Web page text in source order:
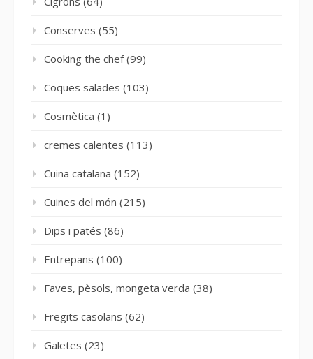
Conserves (55)
Cooking the chef(99)
Coques salades (103)
Cosmètica (1)
cremes calentes (113)
Cuina catalana (152)
Cuines del món (215)
Dips i patés (86)
Entrepans (100)
Faves, pèsols, mongeta verda (38)
Fregits casolans (62)
Galetes (23)